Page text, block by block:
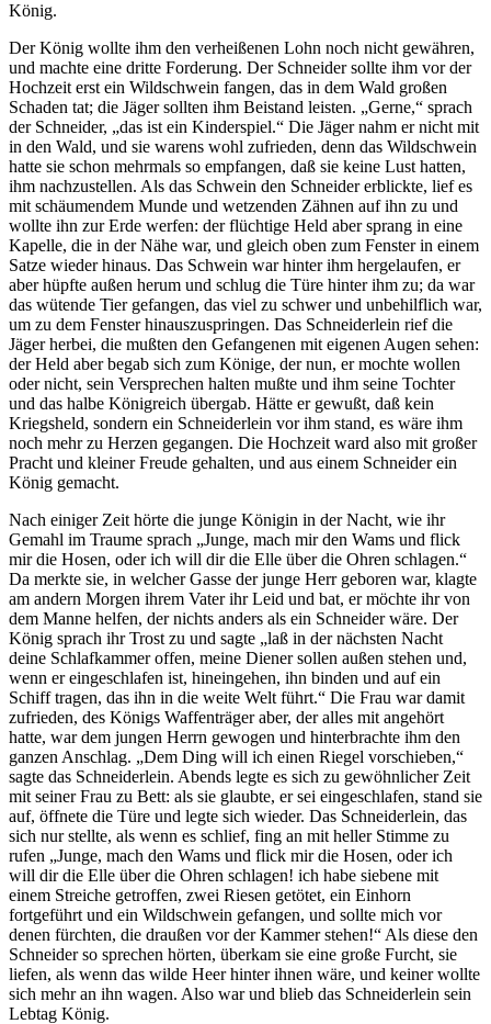
König.
Der König wollte ihm den verheißenen Lohn noch nicht gewähren,
und machte eine dritte Forderung. Der Schneider sollte ihm vor der
Hochzeit erst ein Wildschwein fangen, das in dem Wald großen
Schaden tat; die Jäger sollten ihm Beistand leisten. „Gerne,“ sprach
der Schneider, „das ist ein Kinderspiel.“ Die Jäger nahm er nicht mit
in den Wald, und sie warens wohl zufrieden, denn das Wildschwein
hatte sie schon mehrmals so empfangen, daß sie keine Lust hatten,
ihm nachzustellen. Als das Schwein den Schneider erblickte, lief es
mit schäumendem Munde und wetzenden Zähnen auf ihn zu und
wollte ihn zur Erde werfen: der flüchtige Held aber sprang in eine
Kapelle, die in der Nähe war, und gleich oben zum Fenster in einem
Satze wieder hinaus. Das Schwein war hinter ihm hergelaufen, er
aber hüpfte außen herum und schlug die Türe hinter ihm zu; da war
das wütende Tier gefangen, das viel zu schwer und unbehilflich war,
um zu dem Fenster hinauszuspringen. Das Schneiderlein rief die
Jäger herbei, die mußten den Gefangenen mit eigenen Augen sehen:
der Held aber begab sich zum Könige, der nun, er mochte wollen
oder nicht, sein Versprechen halten mußte und ihm seine Tochter
und das halbe Königreich übergab. Hätte er gewußt, daß kein
Kriegsheld, sondern ein Schneiderlein vor ihm stand, es wäre ihm
noch mehr zu Herzen gegangen. Die Hochzeit ward also mit großer
Pracht und kleiner Freude gehalten, und aus einem Schneider ein
König gemacht.
Nach einiger Zeit hörte die junge Königin in der Nacht, wie ihr
Gemahl im Traume sprach „Junge, mach mir den Wams und flick
mir die Hosen, oder ich will dir die Elle über die Ohren schlagen.“
Da merkte sie, in welcher Gasse der junge Herr geboren war, klagte
am andern Morgen ihrem Vater ihr Leid und bat, er möchte ihr von
dem Manne helfen, der nichts anders als ein Schneider wäre. Der
König sprach ihr Trost zu und sagte „laß in der nächsten Nacht
deine Schlafkammer offen, meine Diener sollen außen stehen und,
wenn er eingeschlafen ist, hineingehen, ihn binden und auf ein
Schiff tragen, das ihn in die weite Welt führt.“ Die Frau war damit
zufrieden, des Königs Waffenträger aber, der alles mit angehört
hatte, war dem jungen Herrn gewogen und hinterbrachte ihm den
ganzen Anschlag. „Dem Ding will ich einen Riegel vorschieben,“
sagte das Schneiderlein. Abends legte es sich zu gewöhnlicher Zeit
mit seiner Frau zu Bett: als sie glaubte, er sei eingeschlafen, stand sie
auf, öffnete die Türe und legte sich wieder. Das Schneiderlein, das
sich nur stellte, als wenn es schlief, fing an mit heller Stimme zu
rufen „Junge, mach den Wams und flick mir die Hosen, oder ich
will dir die Elle über die Ohren schlagen! ich habe siebene mit
einem Streiche getroffen, zwei Riesen getötet, ein Einhorn
fortgeführt und ein Wildschwein gefangen, und sollte mich vor
denen fürchten, die draußen vor der Kammer stehen!“ Als diese den
Schneider so sprechen hörten, überkam sie eine große Furcht, sie
liefen, als wenn das wilde Heer hinter ihnen wäre, und keiner wollte
sich mehr an ihn wagen. Also war und blieb das Schneiderlein sein
Lebtag König.